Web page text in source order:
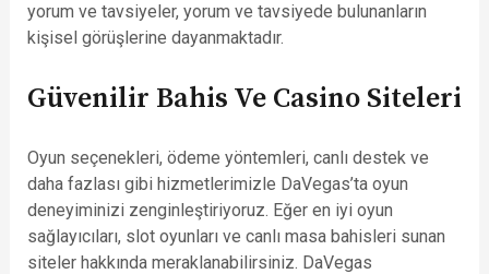
yorum ve tavsiyeler, yorum ve tavsiyede bulunanların
kişisel görüşlerine dayanmaktadır.
Güvenilir Bahis Ve Casino Siteleri
Oyun seçenekleri, ödeme yöntemleri, canlı destek ve
daha fazlası gibi hizmetlerimizle DaVegas’ta oyun
deneyiminizi zenginleştiriyoruz. Eğer en iyi oyun
sağlayıcıları, slot oyunları ve canlı masa bahisleri sunan
siteler hakkında meraklanabilirsiniz. DaVegas